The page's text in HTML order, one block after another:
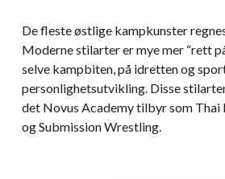
De fleste østlige kampkunster
Moderne stilarter er mye mer “rett
selve kampbiten, på idretten og
personlighetsutvikling. Disse
det Novus Academy tilbyr som
og Submission Wrestling.